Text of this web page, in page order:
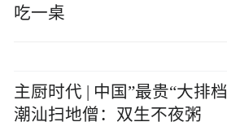
吃一桌
主厨时代 | 中国”最贵“大排档
潮汕扫地僧：双生不夜粥